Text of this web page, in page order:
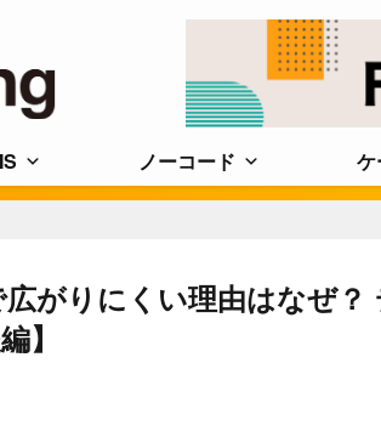
ノーコード ケ
がりにくい理由はなぜ？
】